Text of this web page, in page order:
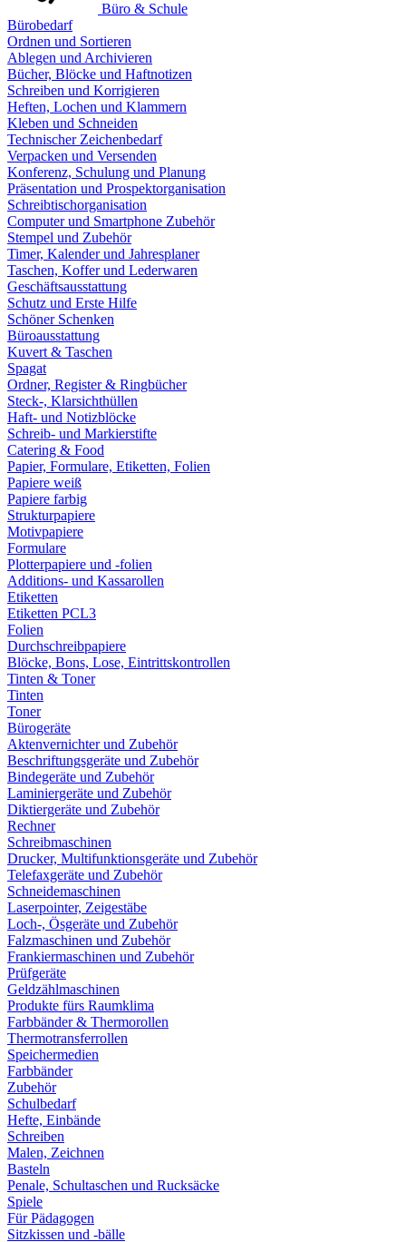
Büro & Schule
Bürobedarf
Ordnen und Sortieren
Ablegen und Archivieren
Bücher, Blöcke und Haftnotizen
Schreiben und Korrigieren
Heften, Lochen und Klammern
Kleben und Schneiden
Technischer Zeichenbedarf
Verpacken und Versenden
Konferenz, Schulung und Planung
Präsentation und Prospektorganisation
Schreibtischorganisation
Computer und Smartphone Zubehör
Stempel und Zubehör
Timer, Kalender und Jahresplaner
Taschen, Koffer und Lederwaren
Geschäftsausstattung
Schutz und Erste Hilfe
Schöner Schenken
Büroausstattung
Kuvert & Taschen
Spagat
Ordner, Register & Ringbücher
Steck-, Klarsichthüllen
Haft- und Notizblöcke
Schreib- und Markierstifte
Catering & Food
Papier, Formulare, Etiketten, Folien
Papiere weiß
Papiere farbig
Strukturpapiere
Motivpapiere
Formulare
Plotterpapiere und -folien
Additions- und Kassarollen
Etiketten
Etiketten PCL3
Folien
Durchschreibpapiere
Blöcke, Bons, Lose, Eintrittskontrollen
Tinten & Toner
Tinten
Toner
Bürogeräte
Aktenvernichter und Zubehör
Beschriftungsgeräte und Zubehör
Bindegeräte und Zubehör
Laminiergeräte und Zubehör
Diktiergeräte und Zubehör
Rechner
Schreibmaschinen
Drucker, Multifunktionsgeräte und Zubehör
Telefaxgeräte und Zubehör
Schneidemaschinen
Laserpointer, Zeigestäbe
Loch-, Ösgeräte und Zubehör
Falzmaschinen und Zubehör
Frankiermaschinen und Zubehör
Prüfgeräte
Geldzählmaschinen
Produkte fürs Raumklima
Farbbänder & Thermorollen
Thermotransferrollen
Speichermedien
Farbbänder
Zubehör
Schulbedarf
Hefte, Einbände
Schreiben
Malen, Zeichnen
Basteln
Penale, Schultaschen und Rucksäcke
Spiele
Für Pädagogen
Sitzkissen und -bälle